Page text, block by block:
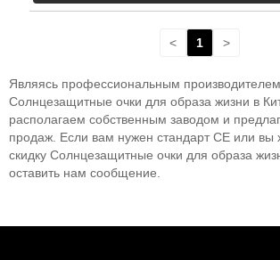
< 1 >
Являясь профессиональным
Солнцезащитные очки для образа жизни в
располагаем собственным заводом и
продаж. Если вам нужен стандарт CE или вы
скидку Солнцезащитные очки для образа
оставить нам сообщение.